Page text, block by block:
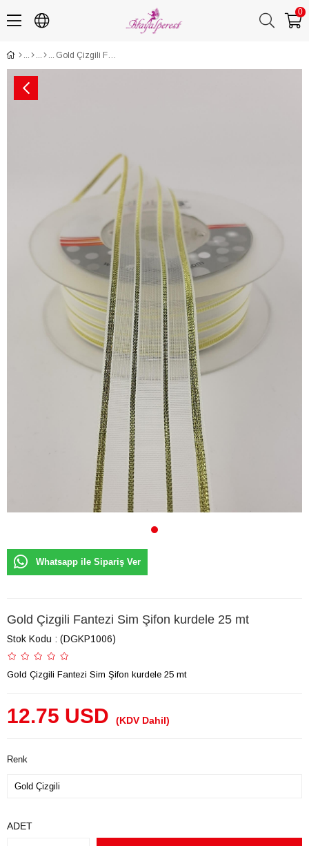
0
Gold Çizgili Fantezi Sim Şifon kurdele 25 mt
Whatsapp ile Sipariş Ver
Gold Çizgili Fantezi Sim Şifon kurdele 25 mt
Stok Kodu (DGKP1006)
Gold Çizgili Fantezi Sim Şifon kurdele 25 mt
12.75 USD (KDV Dahil)
Renk
ADET